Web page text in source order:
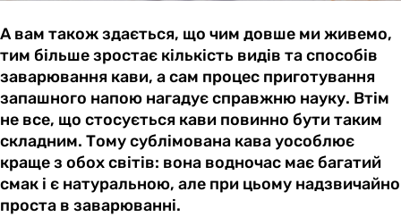
А вам також здається, що чим довше ми живемо,
тим більше зростає кількість видів та способів
заварювання кави, а сам процес приготування
запашного напою нагадує справжню науку. Втім
не все, що стосується кави повинно бути таким
складним. Тому сублімована кава уособлює
краще з обох світів: вона водночас має багатий
смак і є натуральною, але при цьому надзвичайно
проста в заварюванні.